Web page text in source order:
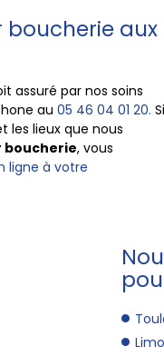
aux
assuré par nos soins
au 05 46 04 01 20. Si
les lieux que nous
boucherie, vous
ligne à votre